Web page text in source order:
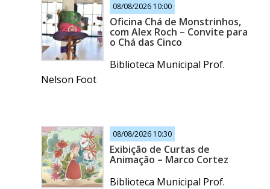
08/08/2026 10:00
Oficina Chá de Monstrinhos,
com Alex Roch – Convite para
o Chá das Cinco
Biblioteca Municipal Prof.
Nelson Foot
08/08/2026 10:30
Exibição de Curtas de
Animação – Marco Cortez
Biblioteca Municipal Prof.